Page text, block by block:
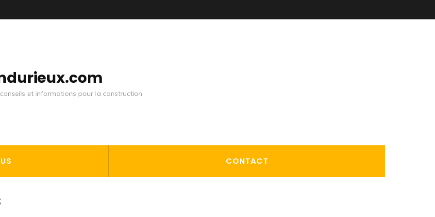
et informations pour la construction
CONTACT